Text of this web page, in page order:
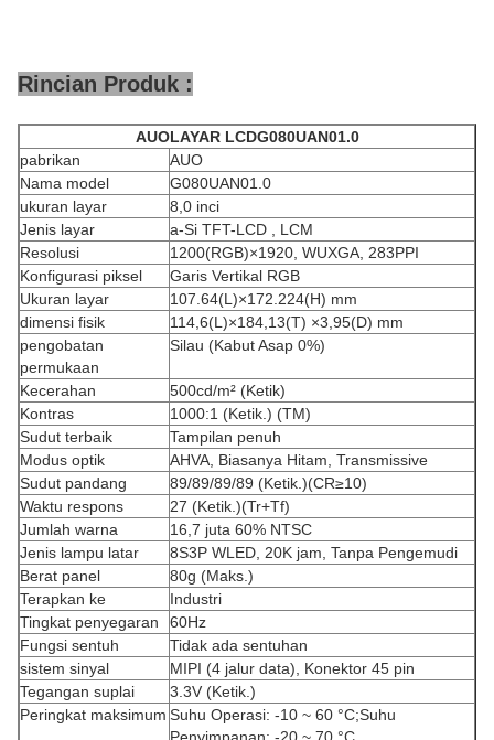
Rincian Produk :
AUOLAYAR LCDG080UAN01.0
pabrikan
AUO
Nama model
G080UAN01.0
ukuran layar
8,0 inci
Jenis layar
a-Si TFT-LCD , LCM
Resolusi
1200(RGB)×1920, WUXGA, 283PPI
Konfigurasi piksel
Garis Vertikal RGB
Ukuran layar
107.64(L)×172.224(H) mm
dimensi fisik
114,6(L)×184,13(T) ×3,95(D) mm
pengobatan
permukaan
Silau (Kabut Asap 0%)
Kecerahan
500cd/m² (Ketik)
Kontras
1000:1 (Ketik.) (TM)
Sudut terbaik
Tampilan penuh
Modus optik
AHVA, Biasanya Hitam, Transmissive
Sudut pandang
89/89/89/89 (Ketik.)(CR≥10)
Waktu respons
27 (Ketik.)(Tr+Tf)
Jumlah warna
16,7 juta 60% NTSC
Jenis lampu latar
8S3P WLED, 20K jam, Tanpa Pengemudi
Berat panel
80g (Maks.)
Terapkan ke
Industri
Tingkat penyegaran
60Hz
Fungsi sentuh
Tidak ada sentuhan
sistem sinyal
MIPI (4 jalur data), Konektor 45 pin
Tegangan suplai
3.3V (Ketik.)
Peringkat maksimum Suhu Operasi: -10 ~ 60 °C;Suhu